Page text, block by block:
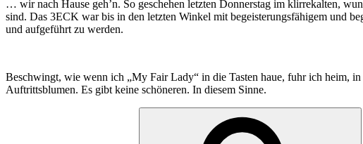
… wir nach Hause geh’n. So geschehen letzten Donnerstag im klirrekalten,
sind. Das 3ECK war bis in den letzten Winkel mit begeisterungsfähigem und
und aufgeführt zu werden.
Beschwingt, wie wenn ich „My Fair Lady“ in die Tasten haue, fuhr ich heim,
Auftrittsblumen. Es gibt keine schöneren. In diesem Sinne.